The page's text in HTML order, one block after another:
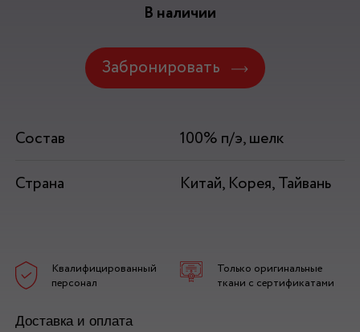
В наличии
Забронировать
Состав
100% п/э, шелк
Страна
Китай, Корея, Тайвань
Квалифицированный
персонал
Только оригинальные
ткани с сертификатами
Доставка и оплата